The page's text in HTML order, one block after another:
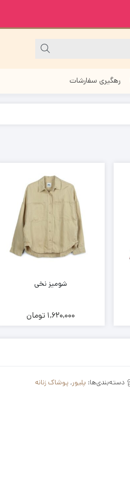
رهگیری سفارشات
شومیز نخی
1,620,000 تومان
دسته‌بندی‌ها:پلیور,پوشاک زنانه